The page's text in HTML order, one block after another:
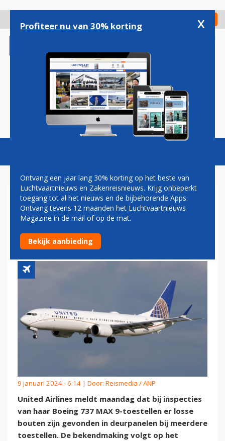
gaan
Check in
Magazine Podcasts Vacatures
OOK UNITED AIRLINES VINDT
LOSSE BOUTEN IN BOEING-
TOESTEL
9 januari 2024 - 6:14 | Door: Reismedia / ANP
United Airlines meldt maandag dat bij inspecties
van haar Boeing 737 MAX 9-toestellen er losse
bouten zijn gevonden in deurpanelen bij meerdere
toestellen. De bekendmaking volgt op het
Profiteer nu van 30% korting x
Ontvang een jaar lang 30% korting op het beste van
Luchtvaartnieuws en Zakenreisnieuws. Krijg onbeperkt
toegang tot al het nieuws en de bijbehorende Apps.
Ontvang tevens 12 maanden het Luchtvaartnieuws
Magazine in de mail of op de mat.
Bekijk aanbieding